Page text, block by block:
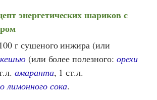
энергетических шариков с
100 г сушеного инжира (или
кешью(или более полезного: орехи
амаранта, 1 ст.л.
сока.